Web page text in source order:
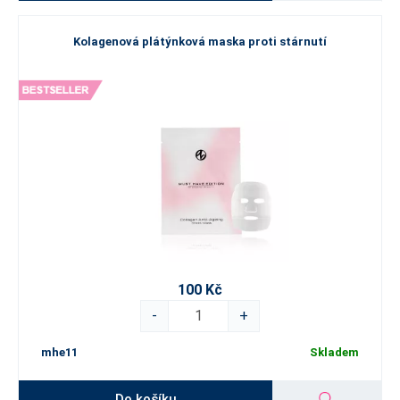
Kolagenová plátýnková maska proti stárnutí
100 Kč
-
+
mhe11 Skladem